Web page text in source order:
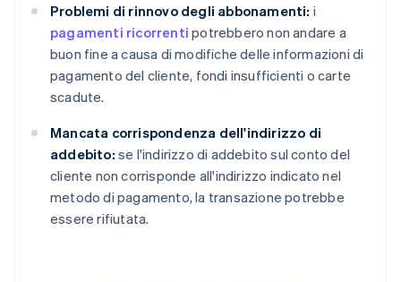
Problemi di rinnovo degli abbonamenti: i
pagamenti ricorrenti potrebbero non andare a
buon fine a causa di modifiche delle informazioni di
pagamento del cliente, fondi insufficienti o carte
scadute.
Mancata corrispondenza dell'indirizzo di
addebito: se l'indirizzo di addebito sul conto del
cliente non corrisponde all'indirizzo indicato nel
metodo di pagamento, la transazione potrebbe
essere rifiutata.